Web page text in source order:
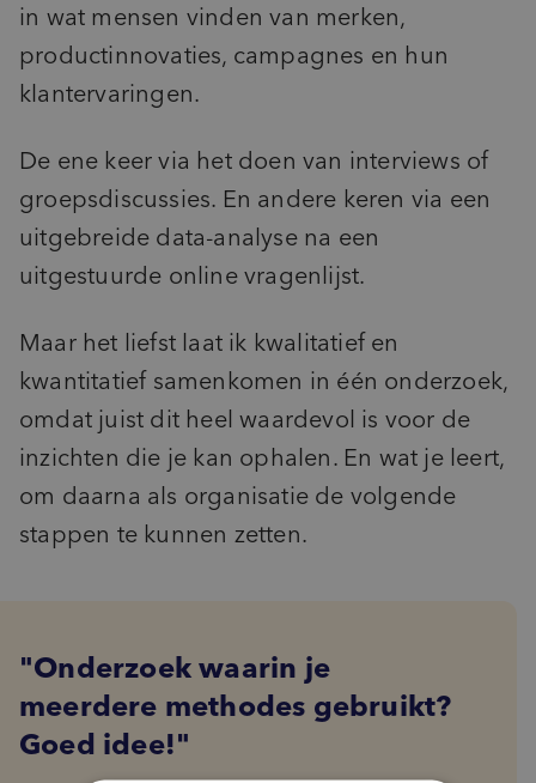
in wat mensen vinden van merken,
productinnovaties, campagnes en hun
klantervaringen.
De ene keer via het doen van interviews of
groepsdiscussies. En andere keren via een
uitgebreide data-analyse na een
uitgestuurde online vragenlijst.
Maar het liefst laat ik kwalitatief en
kwantitatief samenkomen in één onderzoek,
omdat juist dit heel waardevol is voor de
inzichten die je kan ophalen. En wat je leert,
om daarna als organisatie de volgende
stappen te kunnen zetten.
Onderzoek waarin je
meerdere methodes gebruikt?
Goed idee!